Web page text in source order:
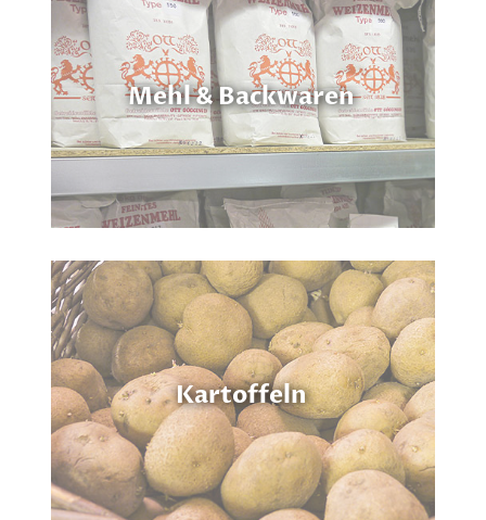
Mehl & Backwaren
Kartoffeln